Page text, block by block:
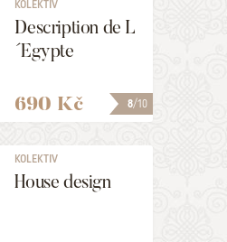
8/10
KOLEKTIV
Description de L
´Egypte
690 Kč
KOLEKTIV
House design